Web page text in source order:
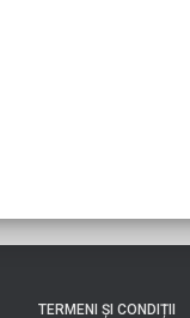
TERMENI ȘI CONDIȚII